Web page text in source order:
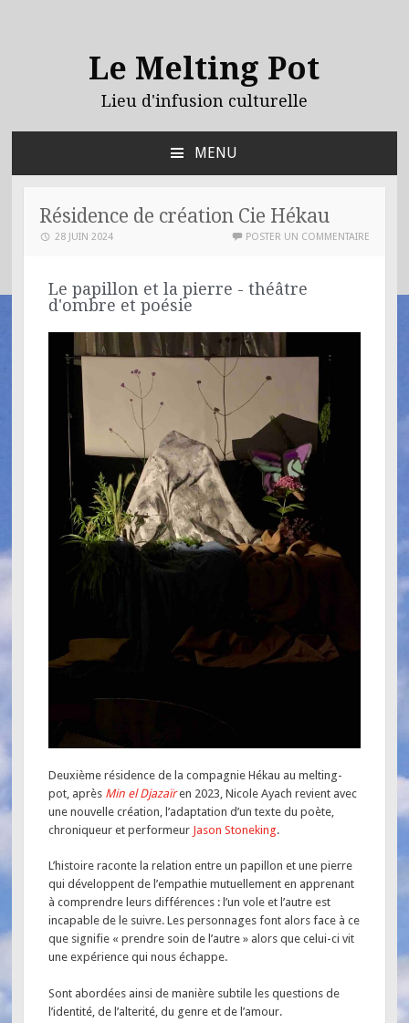
Le Melting Pot
Lieu d'infusion culturelle
MENU
Résidence de création Cie Hékau
28 JUIN 2024 POSTER UN COMMENTAIRE
Le papillon et la pierre - théâtre
d'ombre et poésie
Deuxième résidence de la compagnie Hékau au melting-
pot, après Min el Djazaïren 2023, Nicole Ayach revient avec
une nouvelle création, l’adaptation d’un texte du poète,
chroniqueur et performeur Jason Stoneking.
L’histoire raconte la relation entre un papillon et une pierre
qui développent de l’empathie mutuellement en apprenant
à comprendre leurs différences : l’un vole et l’autre est
incapable de le suivre. Les personnages font alors face à ce
que signifie « prendre soin de l’autre » alors que celui-ci vit
une expérience qui nous échappe.
Sont abordées ainsi de manière subtile les questions de
l’identité, de l’alterité, du genre et de l’amour.